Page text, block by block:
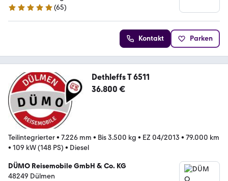
4.9 Sterne
(65)
Kontakt Parken
Dethleffs T 6511
36.800 €
Teilintegrierter• 7.226 mm • Bis 3.500 kg • EZ 04/2013 • 79.000 km
• 109 kW (148 PS) • Diesel
DÜMO Reisemobile GmbH & Co. KG
48249 Dülmen